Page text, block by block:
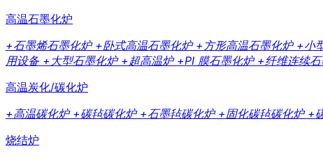
高温石墨化炉
+石墨烯石墨化炉 +卧式高温石墨化炉 +方形高温石墨化炉 +小
用设备 +大型石墨化炉 +超高温炉 +PI 膜石墨化炉 +纤维连续
高温炭化/碳化炉
+高温碳化炉 +碳毡碳化炉 +石墨毡碳化炉 +固化碳毡碳化炉 +
烧结炉